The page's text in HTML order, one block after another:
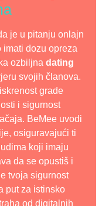
je u pitanju onlajn
dozu opreza
ozbiljna dating
svojih članova.
grade
i sigurnost
BeMee uvodi
osiguravajući ti
koji imaju
da se opustiš i
tvoja sigurnost
put za istinsko
od digitalnih